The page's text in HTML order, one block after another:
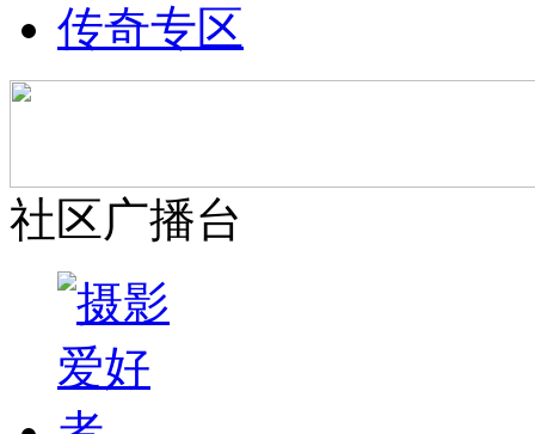
传奇专区
社区广播台